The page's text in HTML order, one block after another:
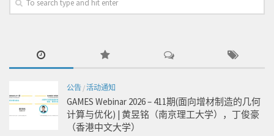
公告 /活动通知
GAMES Webinar 2026 – 411期(面向增材制造的几何
计算与优化) | 黄昱铭（南京理工大学），丁俊豪
（香港中文大学）